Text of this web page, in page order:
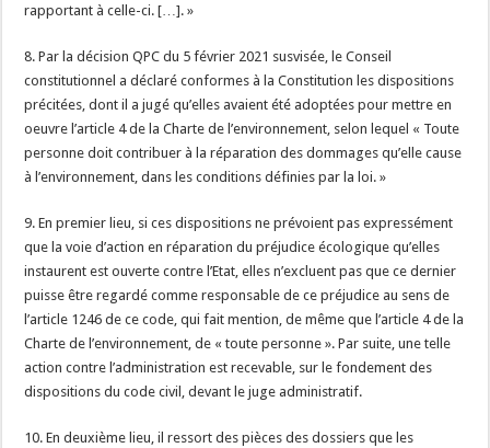
rapportant à celle-ci. […]. »
8. Par la décision QPC du 5 février 2021 susvisée, le Conseil
constitutionnel a déclaré conformes à la Constitution les dispositions
précitées, dont il a jugé qu’elles avaient été adoptées pour mettre en
oeuvre l’article 4 de la Charte de l’environnement, selon lequel « Toute
personne doit contribuer à la réparation des dommages qu’elle cause
à l’environnement, dans les conditions définies par la loi. »
9. En premier lieu, si ces dispositions ne prévoient pas expressément
que la voie d’action en réparation du préjudice écologique qu’elles
instaurent est ouverte contre l’Etat, elles n’excluent pas que ce dernier
puisse être regardé comme responsable de ce préjudice au sens de
l’article 1246 de ce code, qui fait mention, de même que l’article 4 de la
Charte de l’environnement, de « toute personne ». Par suite, une telle
action contre l’administration est recevable, sur le fondement des
dispositions du code civil, devant le juge administratif.
10. En deuxième lieu, il ressort des pièces des dossiers que les